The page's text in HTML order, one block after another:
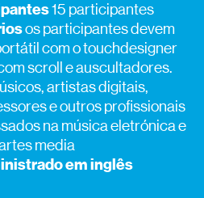
15 participantes
os participantes devem
com o touchdesigner
scroll e auscultadores.
artistas digitais,
e outros profissionais
na música eletrónica e
media
em inglês